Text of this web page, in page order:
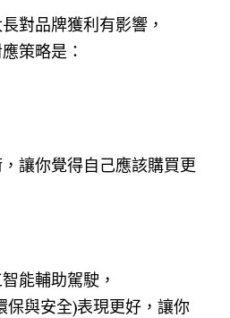
對品牌獲利有影響，
策略是：
讓你覺得自己應該購買更
能輔助駕駛，
保與安全)表現更好，讓你